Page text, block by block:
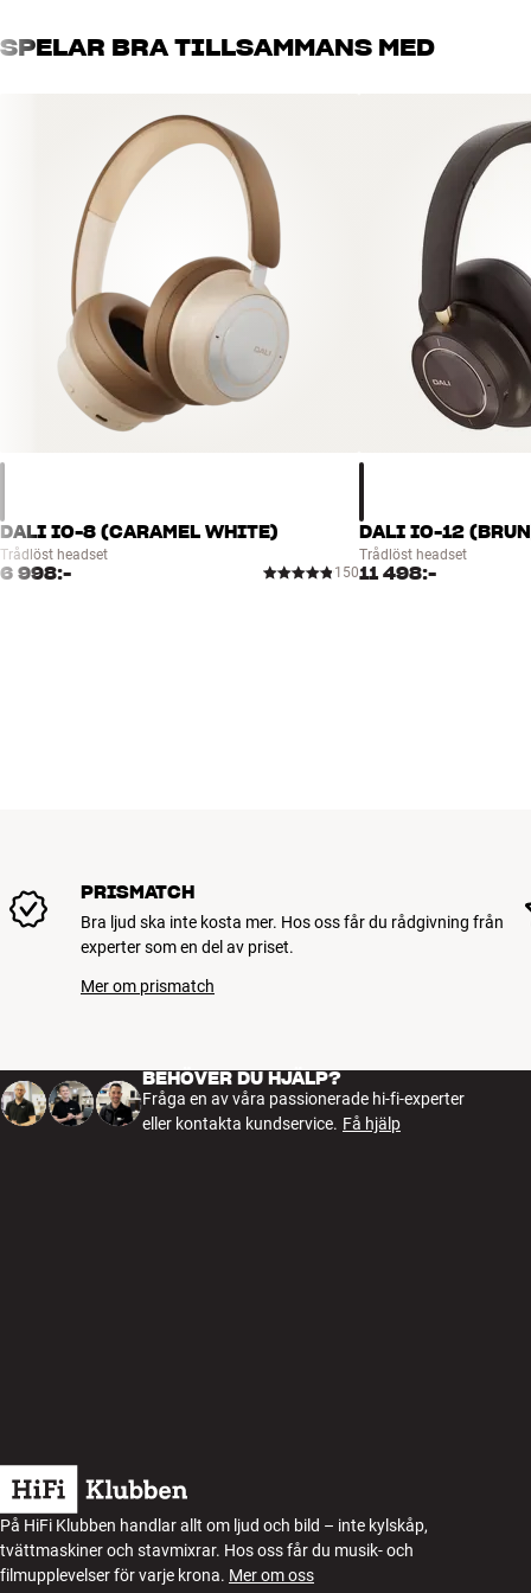
SPELAR BRA TILLSAMMANS MED
DALI IO-8 (CARAMEL WHITE)
Trådlöst headset
6 998:- 150
DALI IO-12
Trådlöst headset
11 498:-
PRISMATCH
Bra ljud ska inte kosta mer. Hos oss får du rådgivning från
experter som en del av priset.
Mer om prismatch
BEHÖVER DU HJÄLP?
Fråga en av våra passionerade hi-fi-experter
eller kontakta kundservice. Få hjälp
På HiFi Klubben handlar allt om ljud och bild – inte kylskåp,
tvättmaskiner och stavmixrar. Hos oss får du musik- och
filmupplevelser för varje krona. Mer om oss